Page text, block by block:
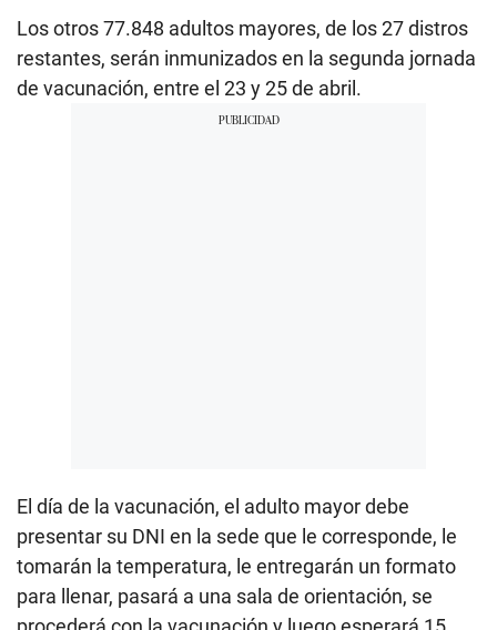
Los otros 77.848 adultos mayores, de los 27 distros
restantes, serán inmunizados en la segunda jornada
de vacunación, entre el 23 y 25 de abril.
El día de la vacunación, el adulto mayor debe
presentar su DNI en la sede que le corresponde, le
tomarán la temperatura, le entregarán un formato
para llenar, pasará a una sala de orientación, se